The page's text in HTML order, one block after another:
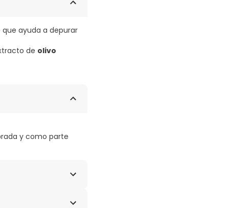
que ayuda a depurar
de olivo
y como parte
extracto de cola